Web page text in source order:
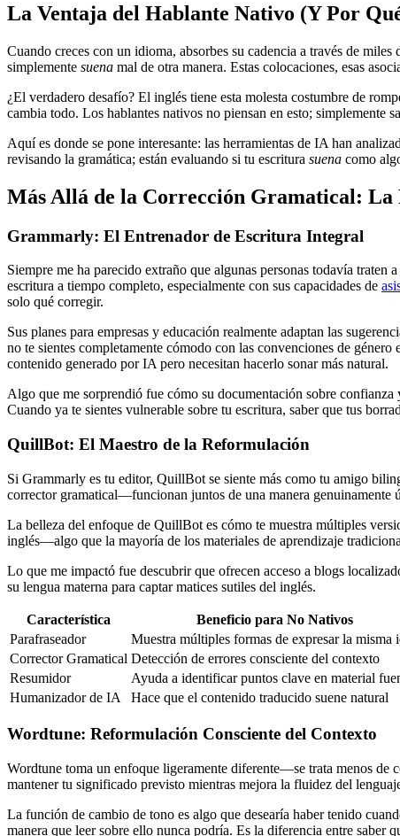
La Ventaja del Hablante Nativo (Y Por
Cuando creces con un idioma, absorbes su cadencia a través de
simplemente suena mal de otra manera. Estas colocaciones, esas
¿El verdadero desafío? El inglés tiene esta molesta costumbre de
cambia todo. Los hablantes nativos no piensan en esto; simplemente
Aquí es donde se pone interesante: las herramientas de IA han
revisando la gramática; están evaluando si tu escritura suena como
Más Allá de la Corrección Gramatical: La
Grammarly: El Entrenador de Escritura Integral
Siempre me ha parecido extraño que algunas personas todavía
escritura a tiempo completo, especialmente con sus capacidades de
solo qué corregir.
Sus planes para empresas y educación realmente adaptan las
no te sientes completamente cómodo con las convenciones de
contenido generado por IA pero necesitan hacerlo sonar más natural.
Algo que me sorprendió fue cómo su documentación sobre
Cuando ya te sientes vulnerable sobre tu escritura, saber que tus
QuillBot: El Maestro de la Reformulación
Si Grammarly es tu editor, QuillBot se siente más como tu amigo
corrector gramatical—funcionan juntos de una manera genuinamente
La belleza del enfoque de QuillBot es cómo te muestra múltiples
inglés—algo que la mayoría de los materiales de aprendizaje
Lo que me impactó fue descubrir que ofrecen acceso a blogs
su lengua materna para captar matices sutiles del inglés.
Característica Beneficio para No Nativos
Parafraseador
Muestra múltiples formas de expresar la misma
Corrector Gramatical Detección de errores consciente del contexto
Resumidor
Ayuda a identificar puntos clave en material
Humanizador de IA
Hace que el contenido traducido suene natural
Wordtune: Reformulación Consciente del Contexto
Wordtune toma un enfoque ligeramente diferente—se trata menos de
mantener tu significado previsto mientras mejora la fluidez del
La función de cambio de tono es algo que desearía haber tenido
manera que leer sobre ello nunca podría. Es la diferencia entre saber